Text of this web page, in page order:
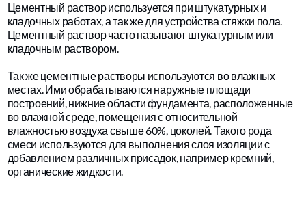
Цементный раствор используется при штукатурных и
кладочных работах, а так же для устройства стяжки пола.
Цементный раствор часто называют штукатурным или
кладочным раствором.
Так же цементные растворы используются во влажных
местах. Ими обрабатываются наружные площади
построений, нижние области фундамента, расположенные
во влажной среде, помещения с относительной
влажностью воздуха свыше 60%, цоколей. Такого рода
смеси используются для выполнения слоя изоляции с
добавлением различных присадок, например кремний,
органические жидкости.